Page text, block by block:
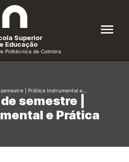
Superior
Educação
Politécnica de Coimbra
General
semestre |
e Prática
| Prática Instrumental e…